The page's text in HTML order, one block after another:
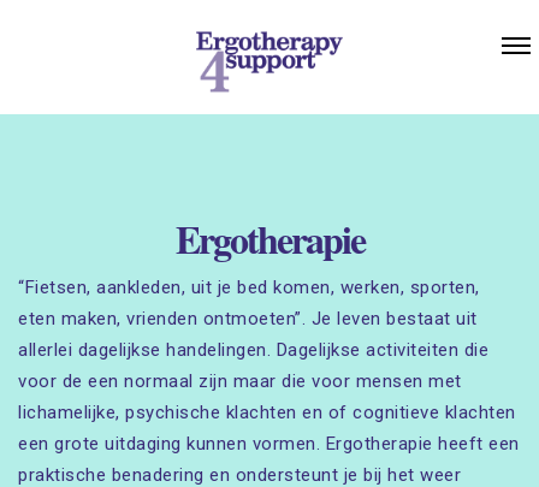
Ergotherapie
“Fietsen, aankleden, uit je bed komen, werken, sporten,
eten maken, vrienden ontmoeten”. Je leven bestaat uit
allerlei dagelijkse handelingen. Dagelijkse activiteiten die
voor de een normaal zijn maar die voor mensen met
lichamelijke, psychische klachten en of cognitieve klachten
een grote uitdaging kunnen vormen. Ergotherapie heeft een
praktische benadering en ondersteunt je bij het weer